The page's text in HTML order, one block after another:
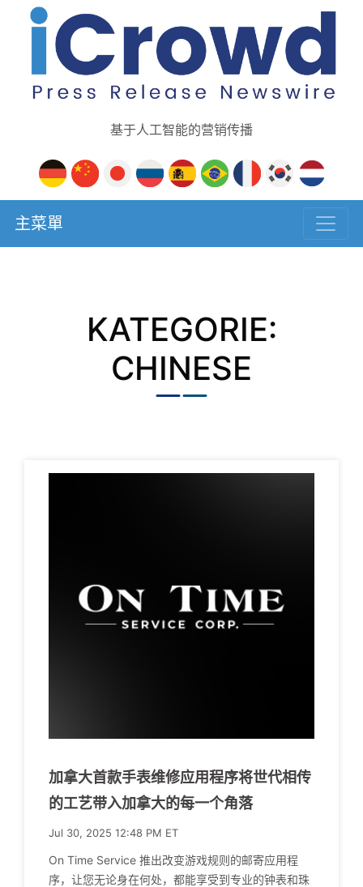
基于人工智能的营销传播
主菜單
KATEGORIE:
CHINESE
加拿大首款手表维修应用程序将世代相传
的工艺带入加拿大的每一个角落
Jul 30, 2025 12:48 PM ET
On Time Service 推出改变游戏规则的邮寄应用程
序，让您无论身在何处，都能享受到专业的钟表和珠